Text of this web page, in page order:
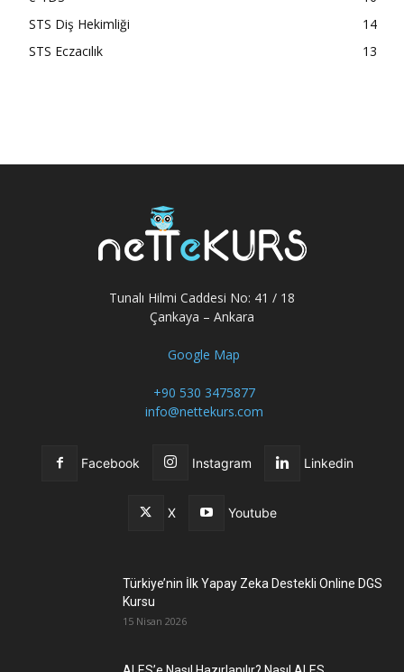
STS Diş Hekimliği
14
STS Eczacılık
13
Tunalı Hilmi Caddesi No: 41 / 18
Çankaya – Ankara
Google Map
+90 530 3475877
info@nettekurs.com
Facebook Instagram Linkedin
X Youtube
Türkiye’nin İlk Yapay Zeka Destekli Online DGS
Kursu
15 Nisan 2026